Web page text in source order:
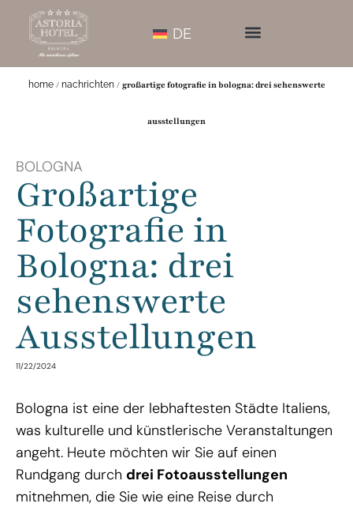
DE
home/ nachrichten/ großartige fotografie in bologna: drei sehenswerte
ausstellungen
BOLOGNA
Großartige
Fotografie in
Bologna: drei
sehenswerte
Ausstellungen
11/22/2024
Bologna ist eine der lebhaftesten Städte Italiens,
was kulturelle und künstlerische Veranstaltungen
angeht. Heute möchten wir Sie auf einen
Rundgang durch drei Fotoausstellungen
mitnehmen, die Sie wie eine Reise durch